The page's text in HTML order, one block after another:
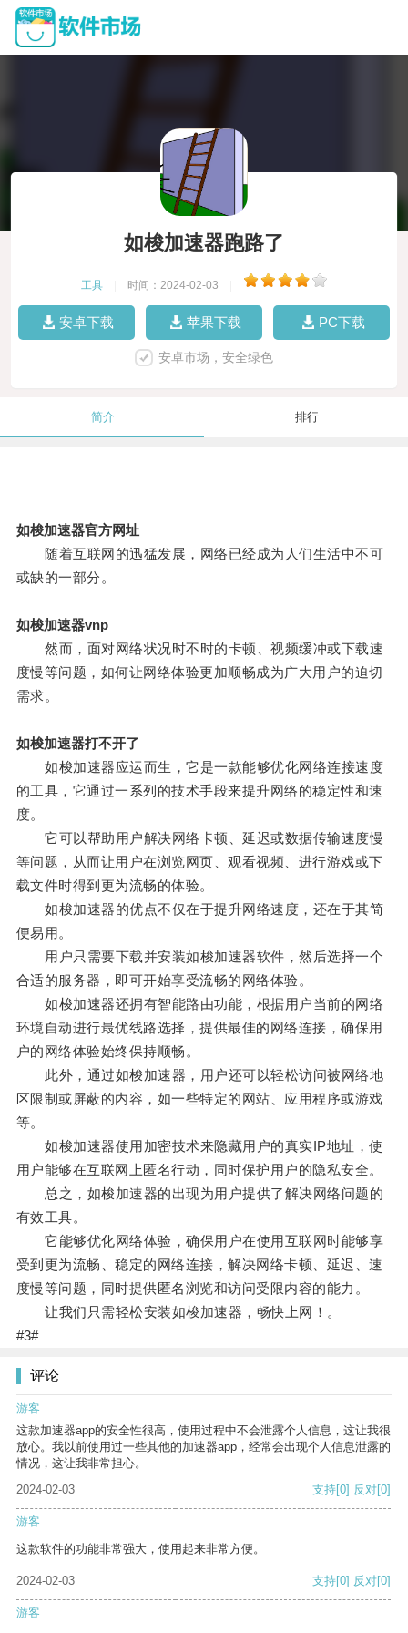
如梭加速器跑路了
工具 时间：2024-02-03
安卓下载 苹果下载 PC下载
安卓市场，安全绿色
简介 排行
如梭加速器官方网址
随着互联网的迅猛发展，网络已经成为人们生活中不可
或缺的一部分。
如梭加速器vnp
然而，面对网络状况时不时的卡顿、视频缓冲或下载速
度慢等问题，如何让网络体验更加顺畅成为广大用户的迫切
需求。
如梭加速器打不开了
如梭加速器应运而生，它是一款能够优化网络连接速度
的工具，它通过一系列的技术手段来提升网络的稳定性和速
度。
它可以帮助用户解决网络卡顿、延迟或数据传输速度慢
等问题，从而让用户在浏览网页、观看视频、进行游戏或下
载文件时得到更为流畅的体验。
如梭加速器的优点不仅在于提升网络速度，还在于其简
便易用。
用户只需要下载并安装如梭加速器软件，然后选择一个
合适的服务器，即可开始享受流畅的网络体验。
如梭加速器还拥有智能路由功能，根据用户当前的网络
环境自动进行最优线路选择，提供最佳的网络连接，确保用
户的网络体验始终保持顺畅。
此外，通过如梭加速器，用户还可以轻松访问被网络地
区限制或屏蔽的内容，如一些特定的网站、应用程序或游戏
等。
如梭加速器使用加密技术来隐藏用户的真实IP地址，使
用户能够在互联网上匿名行动，同时保护用户的隐私安全。
总之，如梭加速器的出现为用户提供了解决网络问题的
有效工具。
它能够优化网络体验，确保用户在使用互联网时能够享
受到更为流畅、稳定的网络连接，解决网络卡顿、延迟、速
度慢等问题，同时提供匿名浏览和访问受限内容的能力。
让我们只需轻松安装如梭加速器，畅快上网！。
#3#
评论
游客
这款加速器app的安全性很高，使用过程中不会泄露个人信息，这让我很
放心。我以前使用过一些其他的加速器app，经常会出现个人信息泄露的
情况，这让我非常担心。
2024-02-03
支持[0] 反对[0]
游客
这款软件的功能非常强大，使用起来非常方便。
2024-02-03 支持[0] 反对[0]
游客